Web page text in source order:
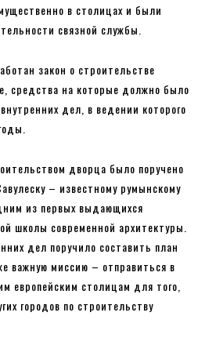
в столицах и были
связной службы.
закон о строительстве
средства на которые должно было
дел, в ведении которого
дворца было поручено
– известному румынскому
из первых выдающихся
школы современной архитектуры.
дел поручило составить план
важную миссию – отправиться в
европейским столицам для того,
городов по строительству